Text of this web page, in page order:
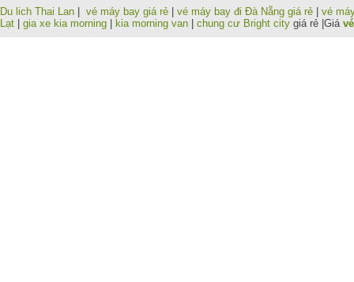
Du lich Thai Lan | vé máy bay giá rẻ | vé máy bay đi Đà Nẵng giá rẻ | vé
Lạt | gia xe kia morning | kia morning van | chung cư Bright city giá rẻ |Giá